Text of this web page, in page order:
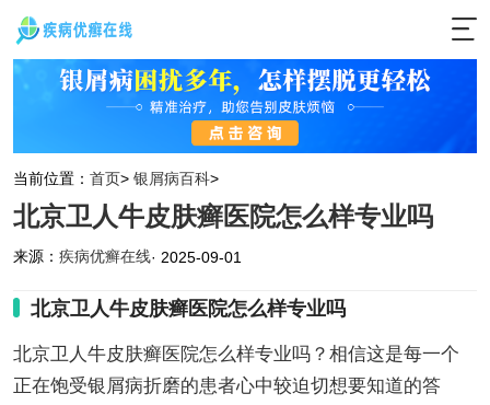
当前位置： 首页> 银屑病百科>
北京卫人牛皮肤癣医院怎么样专业吗
来源： 疾病优癣在线· 2025-09-01
北京卫人牛皮肤癣医院怎么样专业吗
北京卫人牛皮肤癣医院怎么样专业吗？相信这是每一个
正在饱受银屑病折磨的患者心中较迫切想要知道的答